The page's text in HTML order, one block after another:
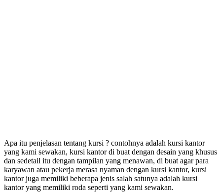
Apa itu penjelasan tentang kursi ? contohnya adalah kursi kantor
yang kami sewakan, kursi kantor di buat dengan desain yang khusus
dan sedetail itu dengan tampilan yang menawan, di buat agar para
karyawan atau pekerja merasa nyaman dengan kursi kantor, kursi
kantor juga memiliki beberapa jenis salah satunya adalah kursi
kantor yang memiliki roda seperti yang kami sewakan.